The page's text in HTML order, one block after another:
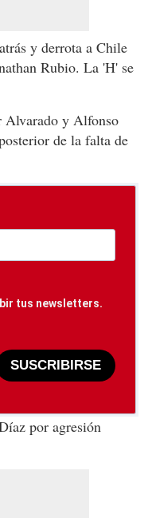
y derrota a Chile
Rubio. La 'H' se
Alvarado y Alfonso
de la falta de
tus newsletters.
SUSCRIBIRSE
por agresión